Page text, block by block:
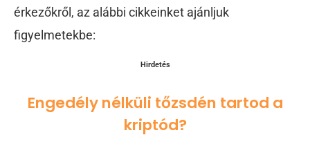
érkezőkről, az alábbi cikkeinket ajánljuk
figyelmetekbe:
Hirdetés
Engedély nélküli tőzsdén tartod a
kriptód?